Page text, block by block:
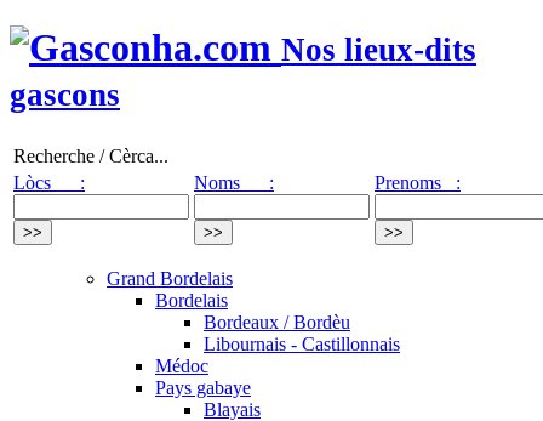
Nos lieux-dits
gascons
Recherche / Cèrca...
Lòcs :
Noms : Prenoms :
Grand Bordelais
Bordelais
Bordeaux / Bordèu
Libournais - Castillonnais
Médoc
Pays gabaye
Blayais